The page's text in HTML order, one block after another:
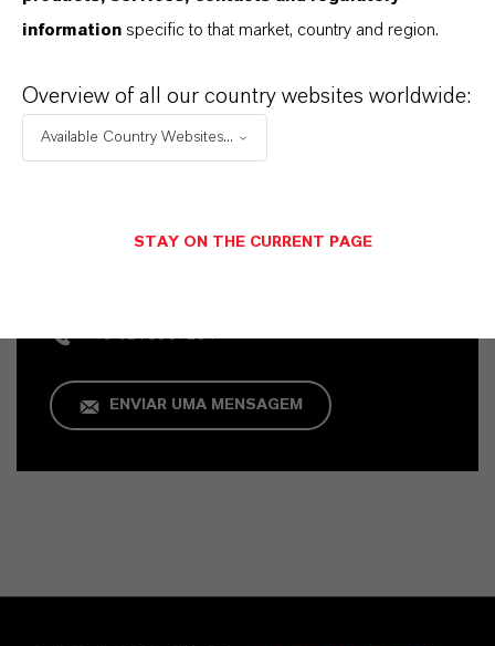
+49 6218907254
ENVIAR UMA MENSAGEM
information specific to that market, country and region.
Overview of all our country websites worldwide:
Available Country Websites...
STAY ON THE CURRENT PAGE